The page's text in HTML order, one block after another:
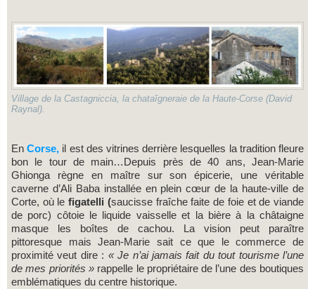
Village de la Castagniccia, la chataîgneraie de la Haute-Corse (David
Raynal).
En Corse, il est des vitrines derrière lesquelles la tradition fleure
bon le tour de main…Depuis près de 40 ans, Jean-Marie
Ghionga règne en maître sur son épicerie, une véritable
caverne d’Ali Baba installée en plein cœur de la haute-ville de
Corte, où le figatelli (saucisse fraîche faite de foie et de viande
de porc) côtoie le liquide vaisselle et la bière à la châtaigne
masque les boîtes de cachou. La vision peut paraître
pittoresque mais Jean-Marie sait ce que le commerce de
proximité veut dire : « Je n’ai jamais fait du tout tourisme l’une
de mes priorités »rappelle le propriétaire de l’une des boutiques
emblématiques du centre historique.